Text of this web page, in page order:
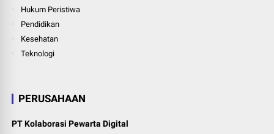
Hukum Peristiwa
Pendidikan
Kesehatan
Teknologi
PERUSAHAAN
PT Kolaborasi Pewarta Digital